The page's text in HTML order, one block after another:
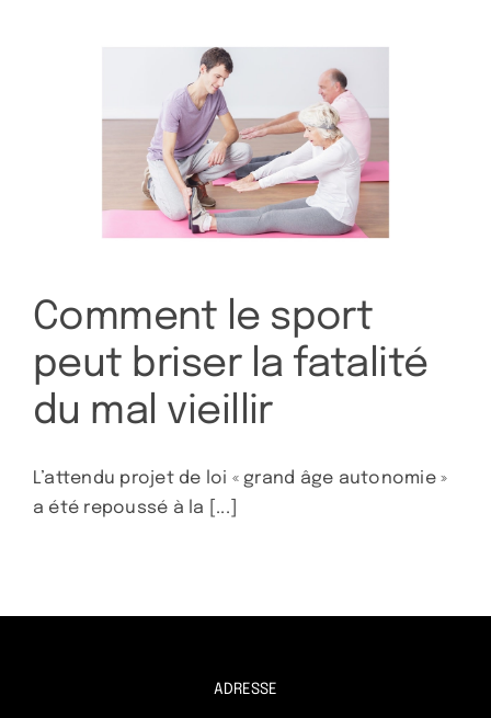
Comment le sport
peut briser la fatalité
du mal vieillir
L’attendu projet de loi « grand âge autonomie »
a été repoussé à la [...]
ADRESSE